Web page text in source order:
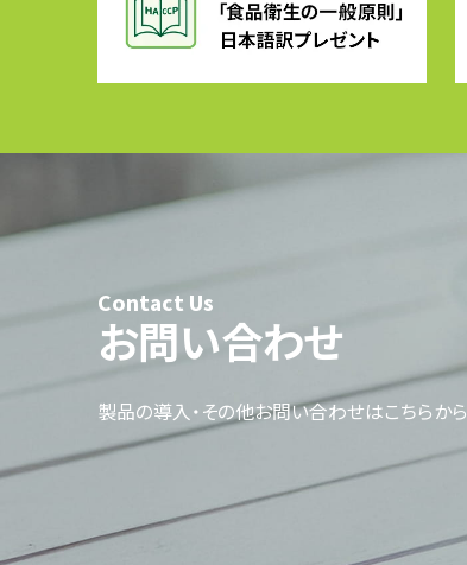
Contact Us
お問い合わせ
製品の導入・その他お問い合わせはこちらから